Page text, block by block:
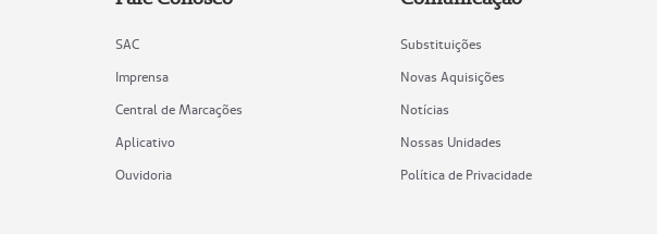
SAC
Imprensa
Central de Marcações
Aplicativo
Ouvidoria
Substituições
Novas Aquisições
Notícias
Nossas Unidades
Política de Privacidade